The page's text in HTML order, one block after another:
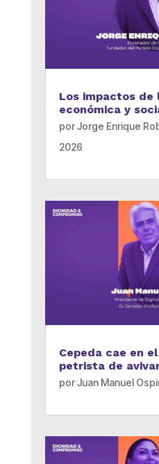
Los impactos de
económica y
porJorge Enrique
2026
Cepeda cae en
petrista de
porJuan Manuel